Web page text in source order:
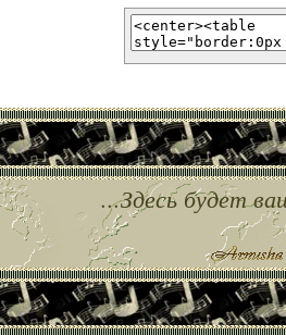
...Здесь будет